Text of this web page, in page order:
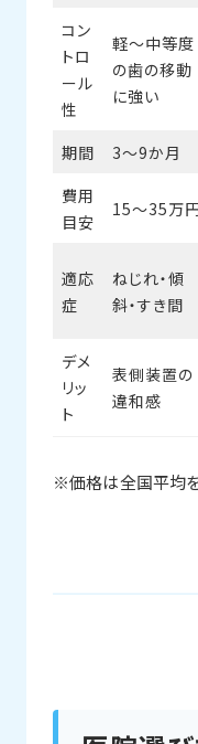
コン
トロ
ール
性
軽～中等度
の歯の移動
に強い
期間 3～9か月
費用
目安
15～35万
適応
症
ねじれ・傾
斜・すき間
デメ
リッ
ト
表側装置の
違和感
※価格は全国平均